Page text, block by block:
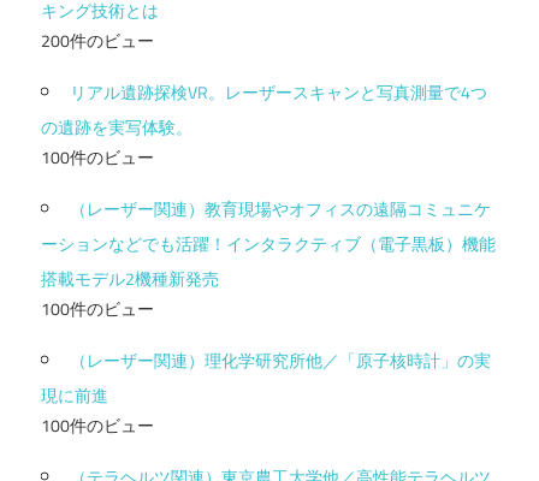
キング技術とは
200件のビュー
リアル遺跡探検VR。レーザースキャンと写真測量で4つ
の遺跡を実写体験。
100件のビュー
（レーザー関連）教育現場やオフィスの遠隔コミュニケ
ーションなどでも活躍！インタラクティブ（電子黒板）機能
搭載モデル2機種新発売
100件のビュー
（レーザー関連）理化学研究所他／「原子核時計」の実
現に前進
100件のビュー